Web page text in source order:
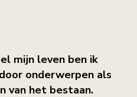
mijn leven ben ik
onderwerpen als
van het bestaan.